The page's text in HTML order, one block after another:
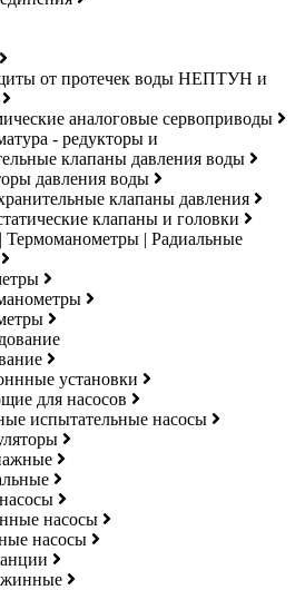
от протечек воды НЕПТУН и
аналоговые сервоприводы
- редукторы и
клапаны давления воды
давления воды
клапаны давления
клапаны и головки
| Радиальные
установки
для насосов
испытательные насосы
насосы
насосы